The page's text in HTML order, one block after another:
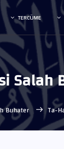
TERCÜME
Salah
Buhater Ta-